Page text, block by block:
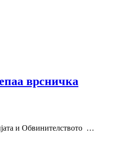
врсничка
и Обвинителството …